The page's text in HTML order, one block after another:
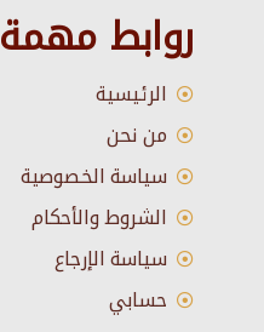
روابط مهمة
الرئيسية
من نحن
سياسة الخصوصية
الشروط والأحكام
سياسة الإرجاع
حسابي